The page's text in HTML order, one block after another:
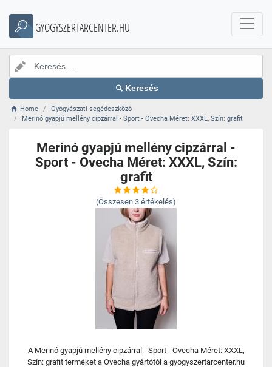
GYOGYSZERTARCENTER.HU
Keresés
Home
Gyógyászati segédeszközö
Merinó gyapjú mellény cipzárral - Sport - Ovecha Méret: XXXL, Szín: grafit
Merinó gyapjú mellény cipzárral -
Sport - Ovecha Méret: XXXL, Szín:
grafit
(Összesen 3 értékelés)
A Merinó gyapjú mellény cipzárral - Sport - Ovecha Méret: XXXL,
Szín: grafit terméket a Ovecha gyártótól a gyogyszertarcenter.hu